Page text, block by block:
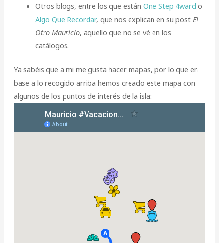
Otros blogs, entre los que están One Step 4ward o
Algo Que Recordar, que nos explican en su post El
Otro Mauricio, aquello que no se vé en los
catálogos.
Ya sabéis que a mi me gusta hacer mapas, por lo que en
base a lo recogido arriba hemos creado este mapa con
algunos de los puntos de interés de la isla: